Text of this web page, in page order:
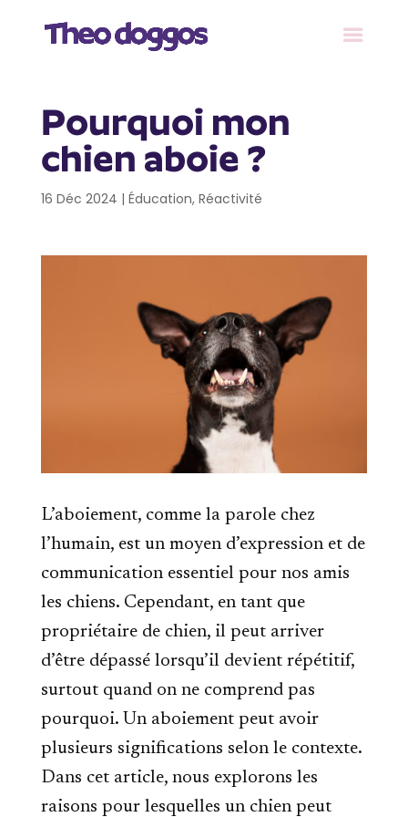
Pourquoi mon
chien aboie ?
16 Déc 2024 | Éducation, Réactivité
L’aboiement, comme la parole chez
l’humain, est un moyen d’expression et de
communication essentiel pour nos amis
les chiens. Cependant, en tant que
propriétaire de chien, il peut arriver
d’être dépassé lorsqu’il devient répétitif,
surtout quand on ne comprend pas
pourquoi. Un aboiement peut avoir
plusieurs significations selon le contexte.
Dans cet article, nous explorons les
raisons pour lesquelles un chien peut